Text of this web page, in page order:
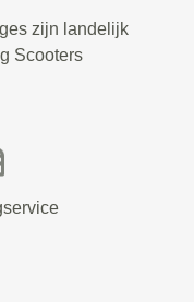
zijn landelijk
Scooters